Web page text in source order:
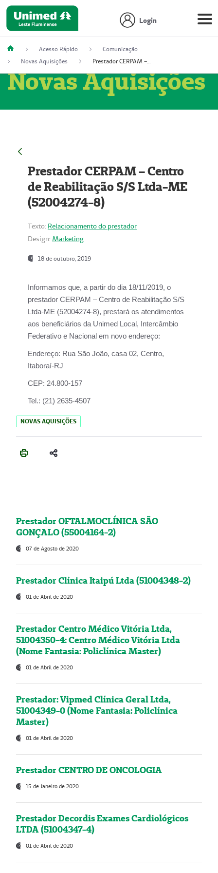
Login
Acesso Rápido
Comunicação
Novas Aquisições
Prestador CERPAM – Centro de Reabilitação S/S Ltda-ME (52004274-8)
Novas Aquisições
Prestador CERPAM – Centro
de Reabilitação S/S Ltda-ME
(52004274-8)
Texto: Relacionamento do prestador
Design: Marketing
18 de outubro, 2019
Informamos que, a partir do dia 18/11/2019, o
prestador CERPAM – Centro de Reabilitação S/S
Ltda-ME (52004274-8), prestará os atendimentos
aos beneficiários da Unimed Local, Intercâmbio
Federativo e Nacional em novo endereço:
Endereço: Rua São João, casa 02, Centro,
Itaboraí-RJ
CEP: 24.800-157
Tel.: (21) 2635-4507
NOVAS AQUISIÇÕES
Prestador OFTALMOCLÍNICA SÃO
GONÇALO (55004164-2)
07 de Agosto de 2020
Prestador Clínica Itaipú Ltda (51004348-2)
01 de Abril de 2020
Prestador Centro Médico Vitória Ltda,
51004350-4: Centro Médico Vitória Ltda
(Nome Fantasia: Policlínica Master)
01 de Abril de 2020
Prestador: Vipmed Clínica Geral Ltda,
51004349-0 (Nome Fantasia: Policlínica
Master)
01 de Abril de 2020
Prestador CENTRO DE ONCOLOGIA
15 de Janeiro de 2020
Prestador Decordis Exames Cardiológicos
LTDA (51004347-4)
01 de Abril de 2020